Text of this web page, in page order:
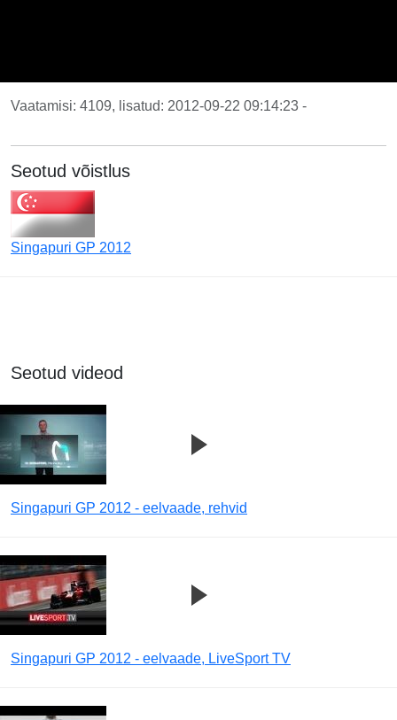
Vaatamisi: 4109, lisatud: 2012-09-22 09:14:23 -
Seotud võistlus
Singapuri GP 2012
Seotud videod
Singapuri GP 2012 - eelvaade, rehvid
Singapuri GP 2012 - eelvaade, LiveSport TV